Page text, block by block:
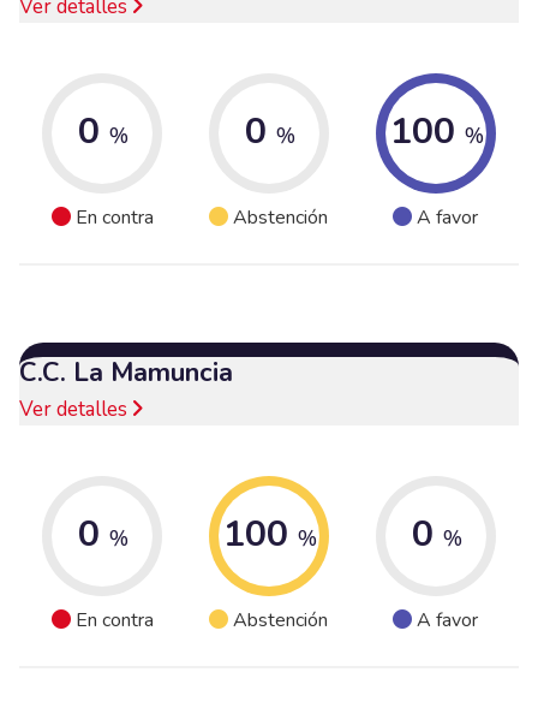
Ver detalles
0 %
En contra
0 %
Abstención
100 %
A favor
C.C. La Mamuncia
Ver detalles
0 %
En contra
100 %
Abstención
0 %
A favor